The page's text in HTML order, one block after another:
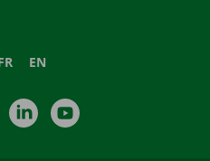
EN
InstagramLinkedIn